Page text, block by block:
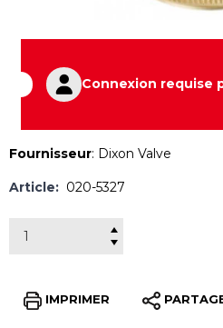
Connexion requise
Fournisseur: Dixon Valve
Article: 020-5327
IMPRIMER